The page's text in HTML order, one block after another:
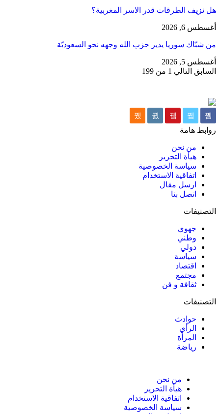
هل نزيف الطرقات قدر الاسر المغربية؟
أغسطس 6, 2026
من شبّاك سوريا يدير حزب الله وجهه نحو السعوديّة
أغسطس 5, 2026
السابق التالي 1 من 199
روابط هامة
من نحن
هيأة التحرير
سياسة الخصوصية
اتفاقية الاستخدام
ارسل مقال
اتصل بنا
التصنيفات
جهوي
وطني
دولي
سياسة
اقتصاد
مجتمع
ثقافة و فن
التصنيفات
حوادث
الرأي
المرأة
رياضة
من نحن
هيأة التحرير
اتفاقية الاستخدام
سياسة الخصوصية